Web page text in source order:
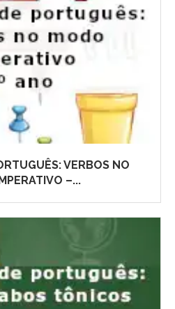
VERBOS NO
–...